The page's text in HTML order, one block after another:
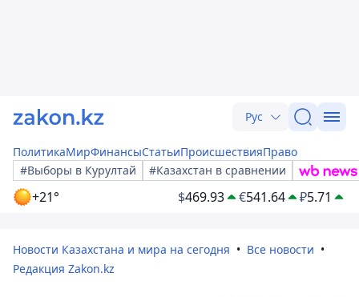
Рус
ПолитикаМирФинансыСтатьиПроисшествияПраво
#Выборы в Курултай
#Казахстан в сравнении
+21° $469.93 €541.64 ₽5.71
Новости Казахстана и мира на сегодня
Все новости
Редакция Zakon.kz